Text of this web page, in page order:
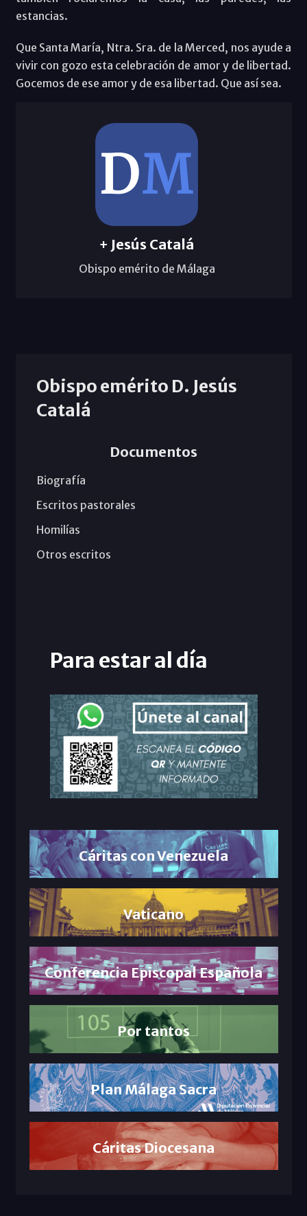
estancias.
Que Santa María, Ntra. Sra. de la Merced, nos ayude a
vivir con gozo esta celebración de amor y de libertad.
Gocemos de ese amor y de esa libertad. Que así sea.
+ Jesús Catalá
Obispo emérito de Málaga
Obispo emérito D. Jesús
Catalá
Documentos
Biografía
Escritos pastorales
Homilías
Otros escritos
Para estar al día
Cáritas con Venezuela
Vaticano
Conferencia Episcopal Española
Por tantos
Plan Málaga Sacra
Cáritas Diocesana